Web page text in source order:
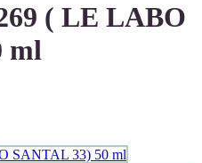
( LE LABO
ml